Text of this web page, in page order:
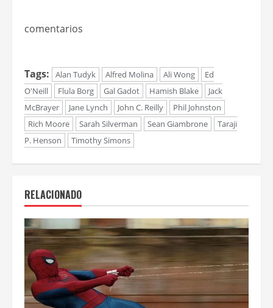
comentarios
Tags: Alan Tudyk Alfred Molina Ali Wong
Ed
O'Neill
Flula Borg Gal Gadot Hamish Blake
Jack
McBrayer
Jane Lynch John C. Reilly
Phil Johnston
Rich Moore
Sarah Silverman Sean Giambrone
Taraji
P. Henson
Timothy Simons
RELACIONADO